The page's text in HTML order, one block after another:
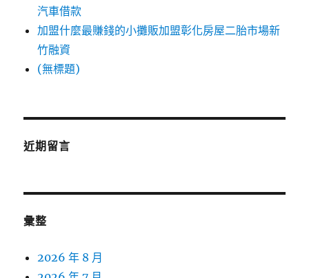
汽車借款
加盟什麼最賺錢的小攤販加盟彰化房屋二胎市場新
竹融資
(無標題)
近期留言
彙整
2026 年 8 月